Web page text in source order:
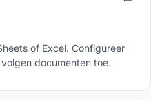
of Excel. Configureer
documenten toe.